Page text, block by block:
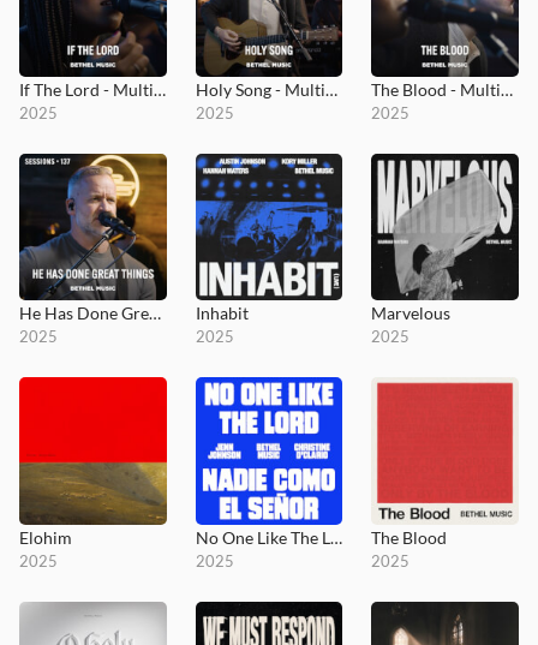
If The Lord - MultiTracks.com Session
2025
Holy Song - MultiTracks.com Session
2025
The Blood - MultiTracks.com Session
2025
He Has Done Great Things - MultiTracks.com Session
2025
Inhabit
2025
Marvelous
2025
Elohim
2025
No One Like The Lord / Nadie Como El Señor
2025
The Blood
2025